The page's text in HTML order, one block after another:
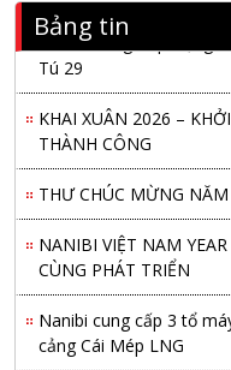
Bảng tin
Nanibi Cung Cấp Động
Tú 29
KHAI XUÂN 2026 –
THÀNH CÔNG
THƯ CHÚC MỪNG
NANIBI VIỆT NAM
CÙNG PHÁT TRIỂN
Nanibi cung cấp 3 tổ
cảng Cái Mép LNG